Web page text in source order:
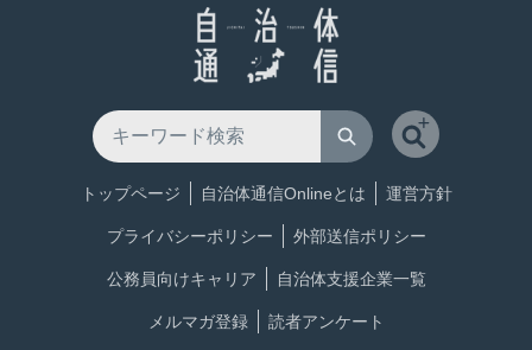
トップページ 自治体通信Onlineとは 運営方針
プライバシーポリシー 外部送信ポリシー
公務員向けキャリア 自治体支援企業一覧
メルマガ登録 読者アンケート